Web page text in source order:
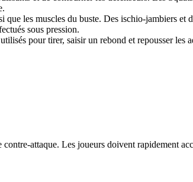
les muscles du buste. Des ischio-jambiers et
sous pression.
pour tirer, saisir un rebond et repousser les
attaque. Les joueurs doivent rapidement